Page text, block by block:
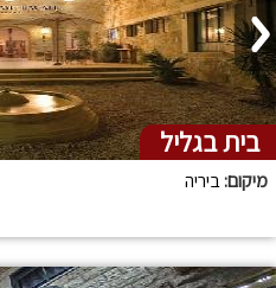
בית בגליל
מיקום:ביריה